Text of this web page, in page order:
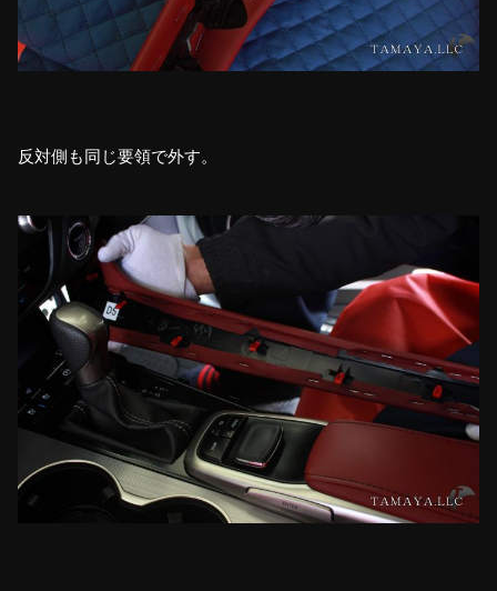
反対側も同じ要領で外す。